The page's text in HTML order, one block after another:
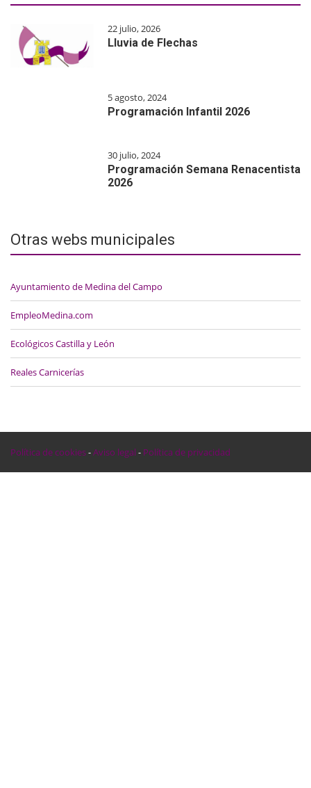
22 julio, 2026
Lluvia de Flechas
5 agosto, 2024
Programación Infantil 2026
30 julio, 2024
Programación Semana Renacentista
2026
Otras webs municipales
Ayuntamiento de Medina del Campo
EmpleoMedina.com
Ecológicos Castilla y León
Reales Carnicerías
Política de cookies-Aviso legal - Política de privacidad